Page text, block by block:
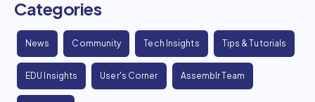
Categories
News Community Tech Insights Tips & Tutorials
EDU Insights User's Corner Assemblr Team